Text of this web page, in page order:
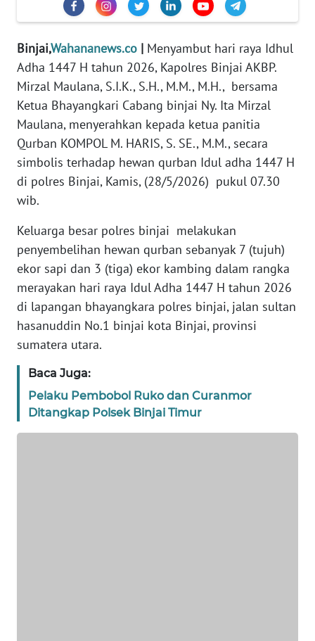
Binjai,Wahananews.co | Menyambut hari raya Idhul
Adha 1447 H tahun 2026, Kapolres Binjai AKBP.
Mirzal Maulana, S.I.K., S.H., M.M., M.H., bersama
Ketua Bhayangkari Cabang binjai Ny. Ita Mirzal
Maulana, menyerahkan kepada ketua panitia
Qurban KOMPOL M. HARIS, S. SE., M.M., secara
simbolis terhadap hewan qurban Idul adha 1447 H
di polres Binjai, Kamis, (28/5/2026) pukul 07.30
wib.
Keluarga besar polres binjai melakukan
penyembelihan hewan qurban sebanyak 7 (tujuh)
ekor sapi dan 3 (tiga) ekor kambing dalam rangka
merayakan hari raya Idul Adha 1447 H tahun 2026
di lapangan bhayangkara polres binjai, jalan sultan
hasanuddin No.1 binjai kota Binjai, provinsi
sumatera utara.
Baca Juga:
Pelaku Pembobol Ruko dan Curanmor
Ditangkap Polsek Binjai Timur
WN
JAKARTA
WN
JABAR
WN
BANTEN
WN
KEPRI
WN
PAPUA
PAPUA
BARAT